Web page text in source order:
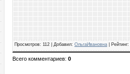
Просмотров: 112 | Добавил: ОльгаИвановна Рейтинг:
Всего комментариев: 0